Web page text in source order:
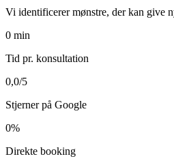
Vi identificerer mønstre, der kan give
0 min
Tid pr. konsultation
0,0/5
Stjerner på Google
0%
Direkte booking